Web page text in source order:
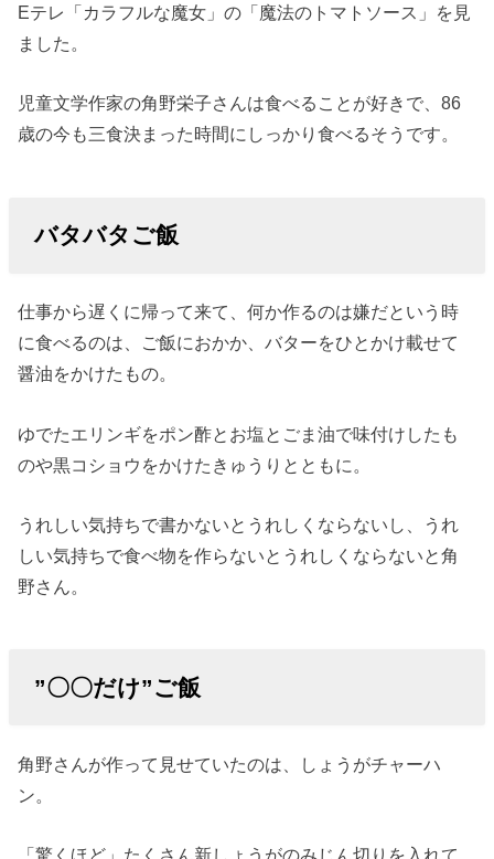
Eテレ「カラフルな魔女」の「魔法のトマトソース」を見
ました。
児童文学作家の角野栄子さんは食べることが好きで、86
歳の今も三食決まった時間にしっかり食べるそうです。
バタバタご飯
仕事から遅くに帰って来て、何か作るのは嫌だという時
に食べるのは、ご飯におかか、バターをひとかけ載せて
醤油をかけたもの。
ゆでたエリンギをポン酢とお塩とごま油で味付けしたも
のや黒コショウをかけたきゅうりとともに。
うれしい気持ちで書かないとうれしくならないし、うれ
しい気持ちで食べ物を作らないとうれしくならないと角
野さん。
”〇〇だけ”ご飯
角野さんが作って見せていたのは、しょうがチャーハ
ン。